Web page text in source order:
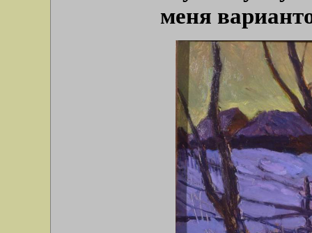
меня